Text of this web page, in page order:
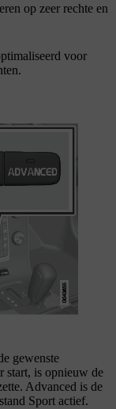
op zeer rechte en
voor
gewenste
start, is opnieuw de
Advanced is de
Sport actief.